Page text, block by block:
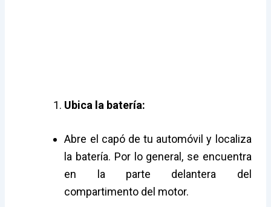
Ubica la batería:
Abre el capó de tu automóvil y localiza
la batería. Por lo general, se encuentra
en la parte delantera del
compartimento del motor.